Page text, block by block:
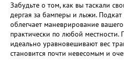
Забудьте о том, как вы таскали
дергая за бамперы и лыжи. Подкат
облегчает маневрирование
практически по любой
идеально уравновешивают вес
становится почти невесомым и